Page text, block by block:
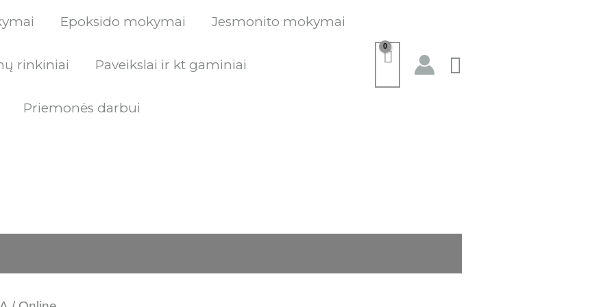
Epoksido mokymai Jesmonito mokymai
rinkiniai Paveikslai ir kt gaminiai
Priemonės darbui
Paieška